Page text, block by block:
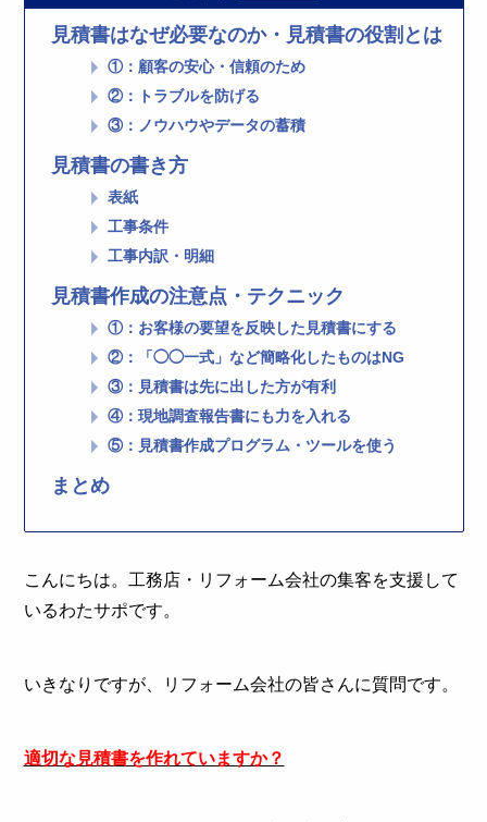
見積書はなぜ必要なのか・見積書の役割とは
①：顧客の安心・信頼のため
②：トラブルを防げる
③：ノウハウやデータの蓄積
見積書の書き方
表紙
工事条件
工事内訳・明細
見積書作成の注意点・テクニック
①：お客様の要望を反映した見積書にする
②：「◯◯一式」など簡略化したものはNG
③：見積書は先に出した方が有利
④：現地調査報告書にも力を入れる
⑤：見積書作成プログラム・ツールを使う
まとめ
こんにちは。工務店・リフォーム会社の集客を支援して
いるわたサポです。
いきなりですが、リフォーム会社の皆さんに質問です。
適切な見積書を作れていますか？